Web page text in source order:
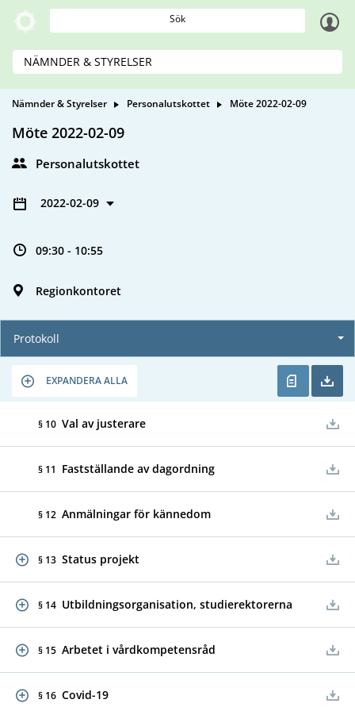
Sök
NÄMNDER & STYRELSER
Nämnder & Styrelser Personalutskottet Möte 2022-02-09
Möte 2022-02-09
Personalutskottet
2022-02-09
09:30 - 10:55
Regionkontoret
Protokoll
EXPANDERA ALLA
§ 10 Val av justerare
§ 11 Fastställande av dagordning
§ 12 Anmälningar för kännedom
§ 13 Status projekt
§ 14 Utbildningsorganisation, studierektorerna
§ 15 Arbetet i vårdkompetensråd
§ 16 Covid-19